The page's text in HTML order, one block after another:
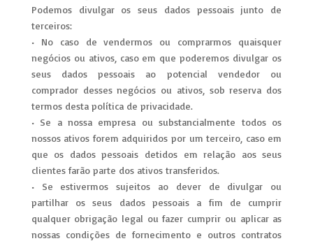
Podemos divulgar os seus dados pessoais junto de
terceiros:
• No caso de vendermos ou comprarmos quaisquer
negócios ou ativos, caso em que poderemos divulgar os
seus dados pessoais ao potencial vendedor ou
comprador desses negócios ou ativos, sob reserva dos
termos desta política de privacidade.
• Se a nossa empresa ou substancialmente todos os
nossos ativos forem adquiridos por um terceiro, caso em
que os dados pessoais detidos em relação aos seus
clientes farão parte dos ativos transferidos.
• Se estivermos sujeitos ao dever de divulgar ou
partilhar os seus dados pessoais a fim de cumprir
qualquer obrigação legal ou fazer cumprir ou aplicar as
nossas condições de fornecimento e outros contratos